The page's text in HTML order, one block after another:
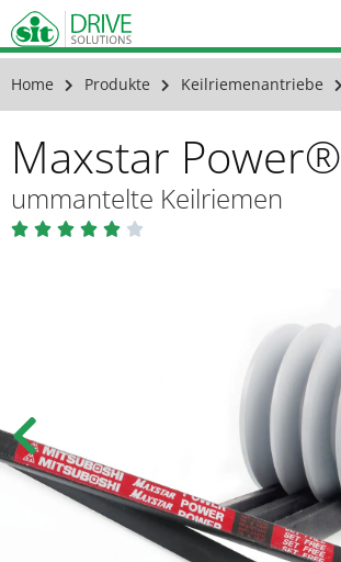
Home Produkte Keilriemenantriebe
Maxstar Power®
ummantelte Keilriemen